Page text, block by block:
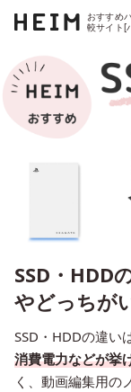
おすすめ
較サイト[
SSD・HDD
やどっちが
SSD・HDDの違いは
消費電力などが挙
く、動画編集用の